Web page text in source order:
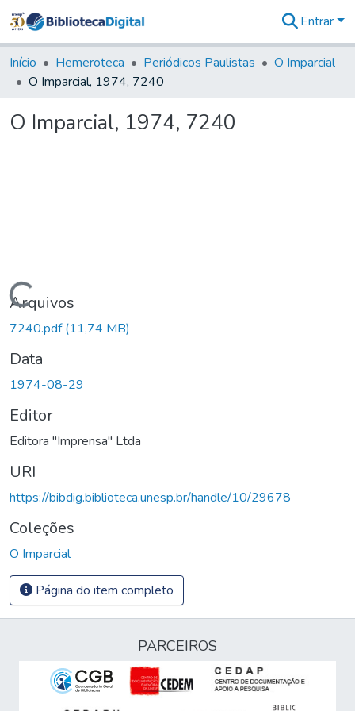
&
Coleções
Tudo na
Digital
Entrar
Início Hemeroteca Periódicos Paulistas
O Imparcial
O Imparcial, 1974, 7240
O Imparcial, 1974, 7240
Carregando...
Arquivos
7240.pdf(11,74 MB)
Data
1974-08-29
Editor
Editora "Imprensa" Ltda
URI
https://bibdig.biblioteca.unesp.br/handle/10/29678
Coleções
O Imparcial
Página do item completo
PARCEIROS